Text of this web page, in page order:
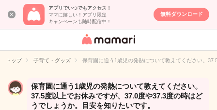
アプリでいつでもアクセス！
ママに嬉しい！アプリ限定
キャンペーンも随時配信中！
無料ダウンロード
女性専用匿名QA
イト
トップ 子育て・グッズ 保育園に通う1歳児の発熱について教えてください。
保育園に通う1歳児の発熱について教えてください。
37.5度以上でお休みですが、37.0度や37.3度の時はど
うでしょうか。目安を知りたいです。